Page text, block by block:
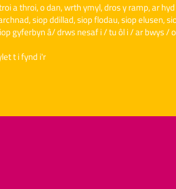
a throi, o dan, wrth ymyl, dros y ramp, ar
siop ddillad, siop flodau, siop elusen,
gyferbyn â/ drws nesaf i / tu ôl i / ar bwys /
t i fynd i'r